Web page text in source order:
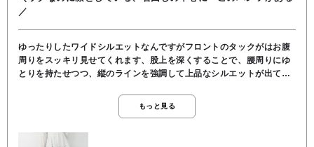
／
ゆったりしたワイドシルエットなんですがフロントのタックがはお腹
周りをスッキリ見せてくれます、股上を深くすることで、腰周りにゆ
とりを持たせつつ、縦のラインを強調して上品なシルエットが出てい
クセントになるので、トップスをインするだけでコーディネートが即
間座りっぱなしだったり旅行で長時間移動したりしても、綺麗なシル
もっと見る